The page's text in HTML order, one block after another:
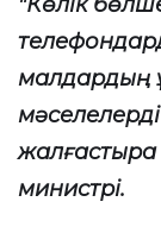
малдардың
жалғастыра
министрі.